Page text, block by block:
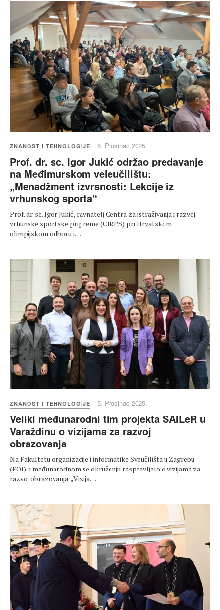
ZNANOST I TEHNOLOGIJE 6. Prosinac 2025.
Prof. dr. sc. Igor Jukić održao predavanje
na Međimurskom veleučilištu:
„Menadžment izvrsnosti: Lekcije iz
vrhunskog sporta“
Prof. dr. sc. Igor Jukić, ravnatelj Centra za istraživanja i razvoj
vrhunske sportske pripreme (CIRPS) pri Hrvatskom
olimpijskom odboru i…
ZNANOST I TEHNOLOGIJE 5. Prosinac 2025.
Veliki međunarodni tim projekta SAILeR u
Varaždinu o vizijama za razvoj
obrazovanja
Na Fakultetu organizacije i informatike Sveučilišta u Zagrebu
(FOI) u međunarodnom se okruženju raspravljalo o vizijama za
razvoj obrazovanja. „Vizija…